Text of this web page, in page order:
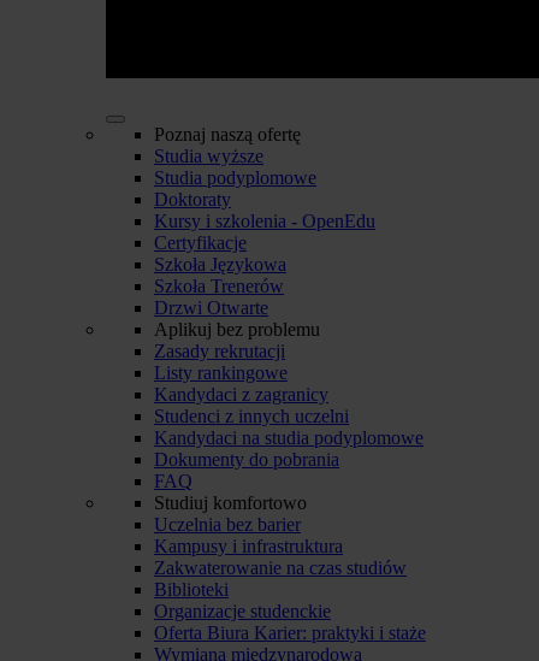
Poznaj naszą ofertę
Studia wyższe
Studia podyplomowe
Doktoraty
Kursy i szkolenia - OpenEdu
Certyfikacje
Szkoła Językowa
Szkoła Trenerów
Drzwi Otwarte
Aplikuj bez problemu
Zasady rekrutacji
Listy rankingowe
Kandydaci z zagranicy
Studenci z innych uczelni
Kandydaci na studia podyplomowe
Dokumenty do pobrania
FAQ
Studiuj komfortowo
Uczelnia bez barier
Kampusy i infrastruktura
Zakwaterowanie na czas studiów
Biblioteki
Organizacje studenckie
Oferta Biura Karier: praktyki i staże
Wymiana międzynarodowa